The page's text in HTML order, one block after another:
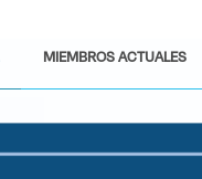
MIEMBROS ACTUALES